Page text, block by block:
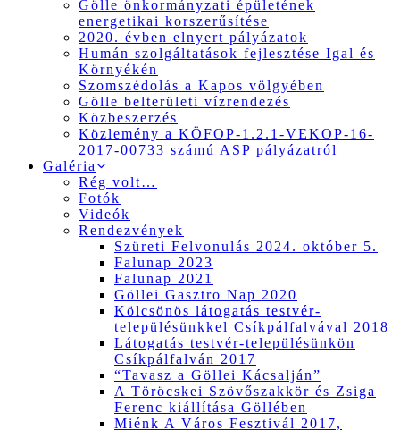
Gölle önkormányzati épületének
energetikai korszerűsítése
2020. évben elnyert pályázatok
Humán szolgáltatások fejlesztése Igal és
Környékén
Szomszédolás a Kapos völgyében
Gölle belterületi vízrendezés
Közbeszerzés
Közlemény a KÖFOP-1.2.1-VEKOP-16-
2017-00733 számú ASP pályázatról
Galéria
Rég volt…
Fotók
Videók
Rendezvények
Szüreti Felvonulás 2024. október 5.
Falunap 2023
Falunap 2021
Göllei Gasztro Nap 2020
Kölcsönös látogatás testvér-
településünkkel Csíkpálfalvával 2018
Látogatás testvér-településünkön
Csíkpálfalván 2017
“Tavasz a Göllei Kácsalján”
A Töröcskei Szövőszakkör és Zsiga
Ferenc kiállítása Göllében
Miénk A Város Fesztivál 2017,